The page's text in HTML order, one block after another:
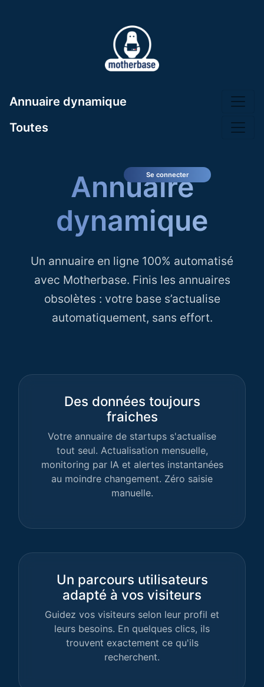
Annuaire dynamique
Toutes
Annuaire
dynamique
Un annuaire en ligne 100% automatisé
avec Motherbase. Finis les annuaires
obsolètes : votre base s’actualise
automatiquement, sans effort.
Des données toujours
fraiches
Votre annuaire de startups s'actualise
tout seul. Actualisation mensuelle,
monitoring par IA et alertes instantanées
au moindre changement. Zéro saisie
manuelle.
Un parcours utilisateurs
adapté à vos visiteurs
Guidez vos visiteurs selon leur profil et
leurs besoins. En quelques clics, ils
trouvent exactement ce qu'ils
recherchent.
Se connecter